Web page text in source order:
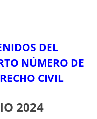
DEL
NÚMERO DE
CIVIL
2024